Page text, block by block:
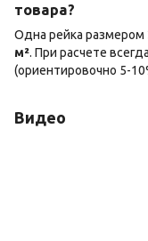
товара?
Одна рейка
м². При расчете
(ориентировочно 5-
Видео